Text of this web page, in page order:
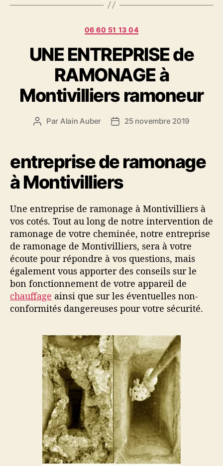
u
C
t
é
g
o
r
i
e
s
06 60 51 13 04
UNE ENTREPRISE de
RAMONAGE à
Montivilliers ramoneur
A
u
r
d
l
’
a
r
i
c
l
e
Par Alain Auber
D
d
e
l
a
r
t
i
l
e
25 novembre 2019
entreprise de ramonage
à Montivilliers
Une entreprise de ramonage à Montivilliers à
vos cotés. Tout au long de notre intervention de
ramonage de votre cheminée, notre entreprise
de ramonage de Montivilliers, sera à votre
écoute pour répondre à vos questions, mais
également vous apporter des conseils sur le
bon fonctionnement de votre appareil de
chauffage ainsi que sur les éventuelles non-
conformités dangereuses pour votre sécurité.